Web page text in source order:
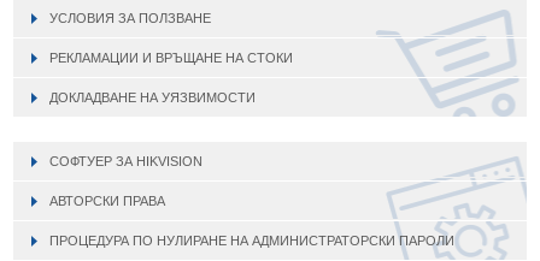
УСЛОВИЯ ЗА ПОЛЗВАНЕ
РЕКЛАМАЦИИ И ВРЪЩАНЕ НА СТОКИ
ДОКЛАДВАНЕ НА УЯЗВИМОСТИ
СОФТУЕР ЗА HIKVISION
АВТОРСКИ ПРАВА
ПРОЦЕДУРА ПО НУЛИРАНЕ НА АДМИНИСТРАТОРСКИ ПАРОЛИ